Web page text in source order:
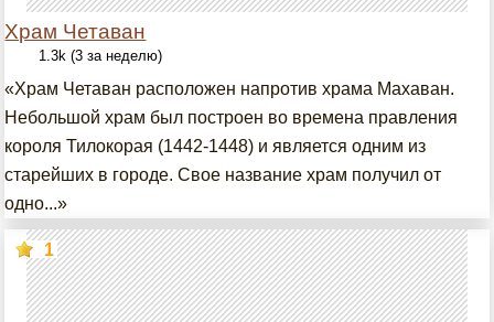
Храм Четаван
1.3k (3 за неделю)
«Храм Четаван расположен напротив храма Махаван.
Небольшой храм был построен во времена правления
короля Тилокорая (1442-1448) и является одним из
старейших в городе. Свое название храм получил от
одно...»
1